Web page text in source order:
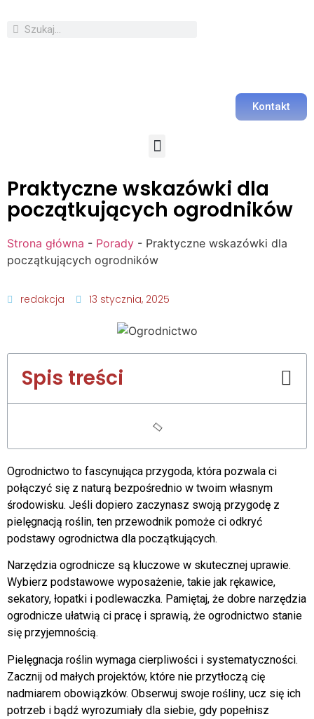
Kontakt
Praktyczne wskazówki dla
początkujących ogrodników
Strona główna - Porady - Praktyczne wskazówki dla
początkujących ogrodników
redakcja 13 stycznia, 2025
Spis treści
Ogrodnictwo to fascynująca przygoda, która pozwala ci
połączyć się z naturą bezpośrednio w twoim własnym
środowisku. Jeśli dopiero zaczynasz swoją przygodę z
pielęgnacją roślin, ten przewodnik pomoże ci odkryć
podstawy ogrodnictwa dla początkujących.
Narzędzia ogrodnicze są kluczowe w skutecznej uprawie.
Wybierz podstawowe wyposażenie, takie jak rękawice,
sekatory, łopatki i podlewaczka. Pamiętaj, że dobre narzędzia
ogrodnicze ułatwią ci pracę i sprawią, że ogrodnictwo stanie
się przyjemnością.
Pielęgnacja roślin wymaga cierpliwości i systematyczności.
Zacznij od małych projektów, które nie przytłoczą cię
nadmiarem obowiązków. Obserwuj swoje rośliny, ucz się ich
potrzeb i bądź wyrozumiały dla siebie, gdy popełnisz